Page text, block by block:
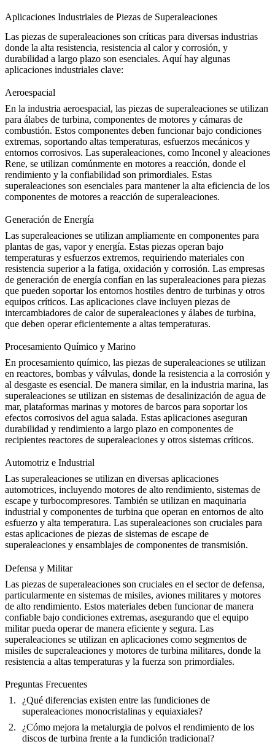
Aplicaciones Industriales de Piezas de Superaleaciones
Las piezas de superaleaciones son críticas para diversas industrias
donde la alta resistencia, resistencia al calor y corrosión, y
durabilidad a largo plazo son esenciales. Aquí hay algunas
aplicaciones industriales clave:
Aeroespacial
En la industria aeroespacial, las piezas de superaleaciones se utilizan
para álabes de turbina, componentes de motores y cámaras de
combustión. Estos componentes deben funcionar bajo condiciones
extremas, soportando altas temperaturas, esfuerzos mecánicos y
entornos corrosivos. Las superaleaciones, como Inconel y aleaciones
Rene, se utilizan comúnmente en motores a reacción, donde el
rendimiento y la confiabilidad son primordiales. Estas
superaleaciones son esenciales para mantener la alta eficiencia de los
componentes de motores a reacción de superaleaciones.
Generación de Energía
Las superaleaciones se utilizan ampliamente en componentes para
plantas de gas, vapory energía. Estas piezas operan bajo
temperaturas y esfuerzos extremos, requiriendo materiales con
resistencia superior a la fatiga, oxidación y corrosión. Las empresas
de generación de energía confían en las superaleaciones para piezas
que pueden soportar los entornos hostiles dentro de turbinas y otros
equipos críticos. Las aplicaciones clave incluyen piezas de
intercambiadores de calor de superaleaciones y álabes de turbina,
que deben operar eficientemente a altas temperaturas.
Procesamiento Químico y Marino
En procesamiento químico, las piezas de superaleaciones se utilizan
en reactores, bombas y válvulas, donde la resistencia a la corrosión y
al desgaste es esencial. De manera similar, en la industria marina, las
superaleaciones se utilizan en sistemas de desalinización de agua de
mar, plataformas marinas y motores de barcos para soportar los
efectos corrosivos del agua salada. Estas aplicaciones aseguran
durabilidad y rendimiento a largo plazo en componentes de
recipientes reactores de superaleaciones y otros sistemas críticos.
Automotriz e Industrial
Las superaleaciones se utilizan en diversas aplicaciones
automotrices, incluyendo motores de alto rendimiento, sistemas de
escape y turbocompresores. También se utilizan en maquinaria
industrial y componentes de turbina que operan en entornos de alto
esfuerzo y alta temperatura. Las superaleaciones son cruciales para
estas aplicaciones de piezas de sistemas de escape de
superaleaciones y ensamblajes de componentes de transmisión.
Defensa y Militar
Las piezas de superaleaciones son cruciales en el sector de defensa,
particularmente en sistemas de misiles, aviones militares y motores
de alto rendimiento. Estos materiales deben funcionar de manera
confiable bajo condiciones extremas, asegurando que el equipo
militar pueda operar de manera eficiente y segura. Las
superaleaciones se utilizan en aplicaciones como segmentos de
misiles de superaleaciones y motores de turbina militares, donde la
resistencia a altas temperaturas y la fuerza son primordiales.
Preguntas Frecuentes
¿Qué diferencias existen entre las fundiciones de
superaleaciones monocristalinas y equiaxiales?
¿Cómo mejora la metalurgia de polvos el rendimiento de los
discos de turbina frente a la fundición tradicional?